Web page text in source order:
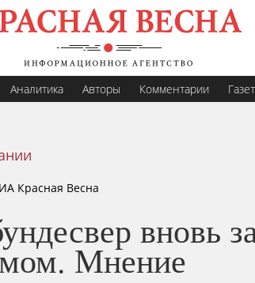
Аналитика Авторы Комментарии
Красная Весна
вновь
Мнение